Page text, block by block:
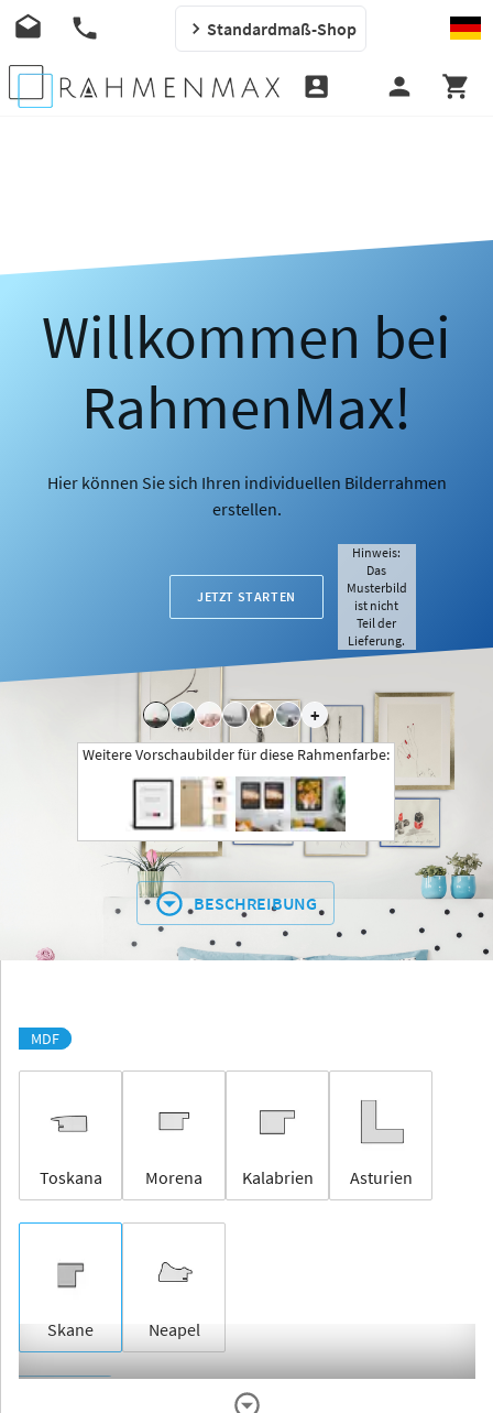
Standardmaß-Shop
Willkommen bei
RahmenMax!
Hier können Sie sich Ihren individuellen Bilderrahmen
erstellen.
JETZT STARTEN
+
Hinweis:
Das
Musterbild
ist nicht
Teil der
Lieferung.
Weitere Vorschaubilder für diese Rahmenfarbe:
BESCHREIBUNG
MDF
Toskana Morena Kalabrien Asturien
Skane Neapel